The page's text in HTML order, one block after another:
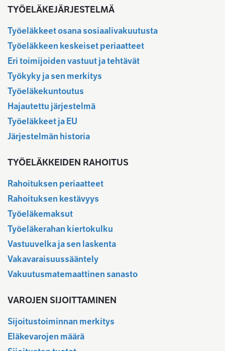
TYÖELÄKEJÄRJESTELMÄ
Työeläkkeet osana sosiaalivakuutusta
Työeläkkeen keskeiset periaatteet
Eri toimijoiden vastuut ja tehtävät
Työkyky ja sen merkitys
Työeläkekuntoutus
Hajautettu järjestelmä
Työeläkkeet ja EU
Järjestelmän historia
TYÖELÄKKEIDEN RAHOITUS
Rahoituksen periaatteet
Rahoituksen kestävyys
Työeläkemaksut
Työeläkerahan kiertokulku
Vastuuvelka ja sen laskenta
Vakavaraisuussääntely
Vakuutusmatemaattinen sanasto
VAROJEN SIJOITTAMINEN
Sijoitustoiminnan merkitys
Eläkevarojen määrä